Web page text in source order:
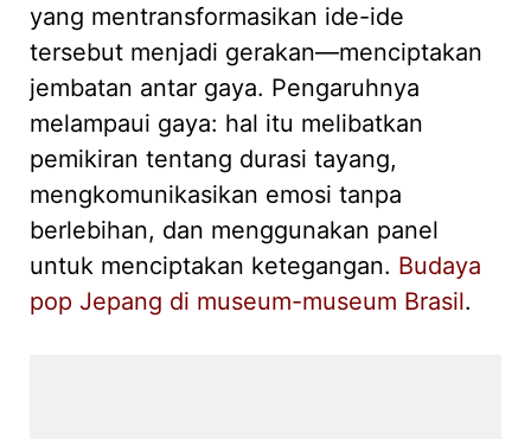
yang mentransformasikan ide-ide
tersebut menjadi gerakan—menciptakan
jembatan antar gaya. Pengaruhnya
melampaui gaya: hal itu melibatkan
pemikiran tentang durasi tayang,
mengkomunikasikan emosi tanpa
berlebihan, dan menggunakan panel
untuk menciptakan ketegangan. Budaya
pop Jepang di museum-museum Brasil.